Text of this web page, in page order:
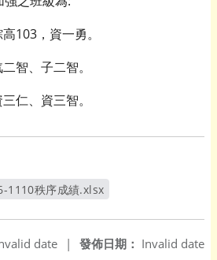
103，資一勇。
智、子二智。
仁、資三智。
1110秩序成績.xlsx
發佈日期： Invalid date
date
|